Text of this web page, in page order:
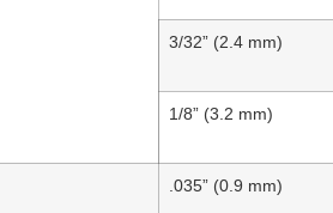
3/32” (2.4 mm)
1/8” (3.2 mm)
.035” (0.9 mm)